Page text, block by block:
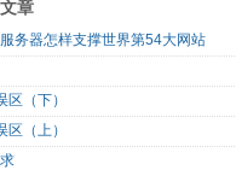
章
务器怎样支撑世界第54大网站
（下）
（上）